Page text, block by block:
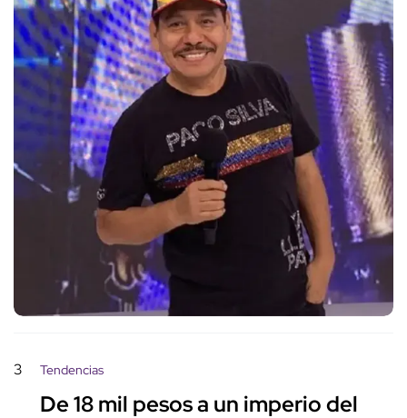
3 Tendencias
De 18 mil pesos a un imperio del